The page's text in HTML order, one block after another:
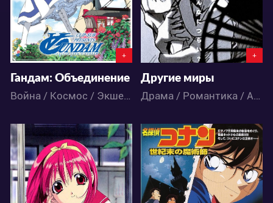
+
Гандам: Объединение
Война / Космос / Экшен / Драма / Меха / Приключения / Романтика / Фантастика / Аниме
+
Другие миры
Драма / Романтика / Аниме